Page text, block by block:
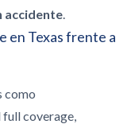
accidente.
en Texas frente a
como
full coverage,